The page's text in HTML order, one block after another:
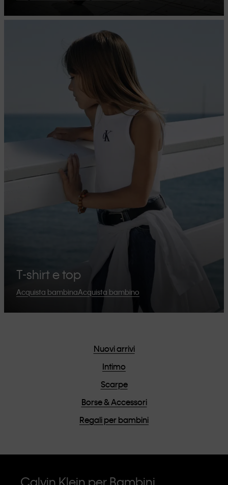
T-shirt e top
Acquista bambinaAcquista bambino
Nuovi arrivi
Intimo
Scarpe
Borse & Accessori
Regali per bambini
Calvin Klein per Bambini